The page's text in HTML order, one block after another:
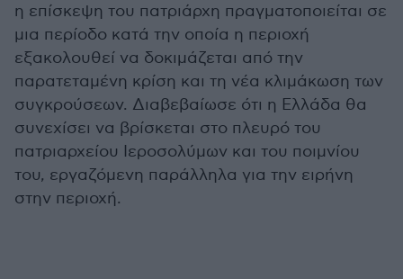
η επίσκεψη του πατριάρχη πραγματοποιείται σε
μια περίοδο κατά την οποία η περιοχή
εξακολουθεί να δοκιμάζεται από την
παρατεταμένη κρίση και τη νέα κλιμάκωση των
συγκρούσεων. Διαβεβαίωσε ότι η Ελλάδα θα
συνεχίσει να βρίσκεται στο πλευρό του
πατριαρχείου Ιεροσολύμων και του ποιμνίου
του, εργαζόμενη παράλληλα για την ειρήνη
στην περιοχή.